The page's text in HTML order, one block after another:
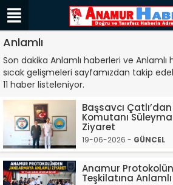
Anlamlı
Son dakika Anlamlı haberleri ve
sıcak gelişmeleri sayfamızdan takip
11 haber listeleniyor.
Başsavcı
Komutanı
Ziyaret
19-06-2026 - GÜNCEL
Anamur
Teşkilatına